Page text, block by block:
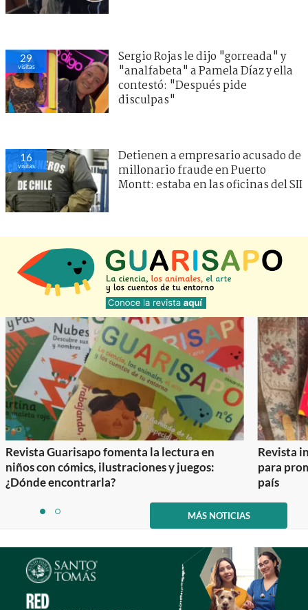
29
visitas
Sergio Rojas le dijo "gorreada" y
"analfabeta" a Pamela Díaz y ella
contestó: "Después pide
disculpas"
16
visitas
Detienen a empresario acusado de
millonario fraude en Puerto
Montt: estaba en las oficinas del SII
Revista Guarisapo fomenta la lectura en
niños con cómics, ilustraciones y juegos:
¿Dónde encontrarla?
Revista
para
país
itemitem
2
MÁS NOTICIAS